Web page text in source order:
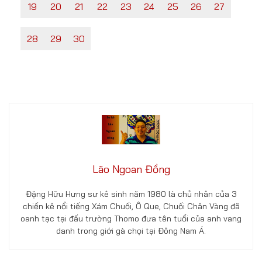
19 20 21 22 23 24 25 26 27
28 29 30
Lão Ngoan Đồng
Đặng Hữu Hưng sư kê sinh năm 1980 là chủ nhân của 3
chiến kê nổi tiếng Xám Chuối, Ô Que, Chuối Chân Vàng đã
oanh tạc tại đấu trường Thomo đưa tên tuổi của anh vang
danh trong giới gà chọi tại Đông Nam Á.